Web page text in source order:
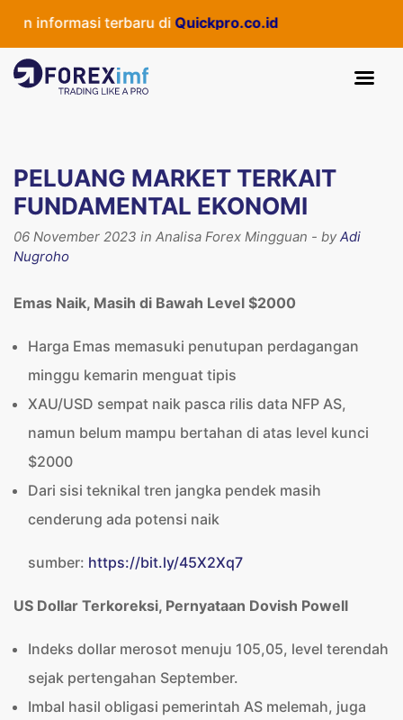
terbaru diQuickpro.co.id
PELUANG MARKET TERKAIT
FUNDAMENTAL EKONOMI
06 November 2023 in Analisa Forex Mingguan - byAdi
Nugroho
Emas Naik, Masih di Bawah Level $2000
Harga Emas memasuki penutupan perdagangan
minggu kemarin menguat tipis
XAU/USD sempat naik pasca rilis data NFP AS,
namun belum mampu bertahan di atas level kunci
$2000
Dari sisi teknikal tren jangka pendek masih
cenderung ada potensi naik
sumber: https://bit.ly/45X2Xq7
US Dollar Terkoreksi, Pernyataan Dovish Powell
Indeks dollar merosot menuju 105,05, level terendah
sejak pertengahan September.
Imbal hasil obligasi pemerintah AS melemah, juga